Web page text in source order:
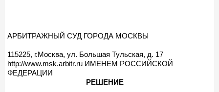
АРБИТРАЖНЫЙ СУД ГОРОДА МОСКВЫ
115225, г.Москва, ул. Большая Тульская, д. 17
http://www.msk.arbitr.ru ИМЕНЕМ РОССИЙСКОЙ
ФЕДЕРАЦИИ
РЕШЕНИЕ